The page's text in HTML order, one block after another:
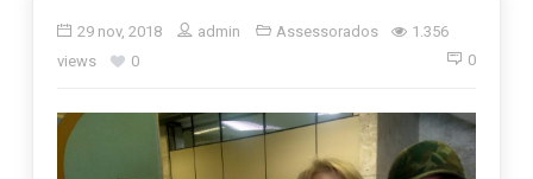
29 nov, 2018 admin Assessorados
1.356
views
0 0